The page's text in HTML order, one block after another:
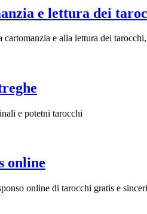
e lettura dei
cartomanzia e alla lettura dei
e potetni tarocchi
online
online di tarocchi gratis e sinceri